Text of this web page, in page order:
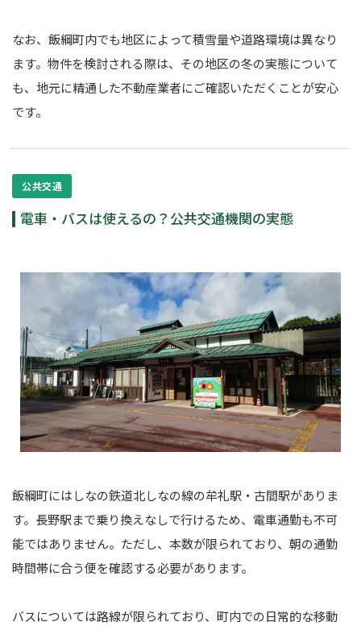
なお、飯綱町内でも地区によって積雪量や道路環境は異なり
ます。物件を検討される際は、その地区の冬の実態について
も、地元に精通した不動産業者にご確認いただくことが安心
です。
公共交通
電車・バスは使えるの？公共交通機関の実態
飯綱町にはしなの鉄道北しなの線の牟礼駅・古間駅がありま
す。長野駅まで乗り換えなしで行けるため、電車通勤も不可
能ではありません。ただし、本数が限られており、朝の通勤
時間帯に合う便を確認する必要があります。
バスについては路線が限られており、町内での日常的な移動